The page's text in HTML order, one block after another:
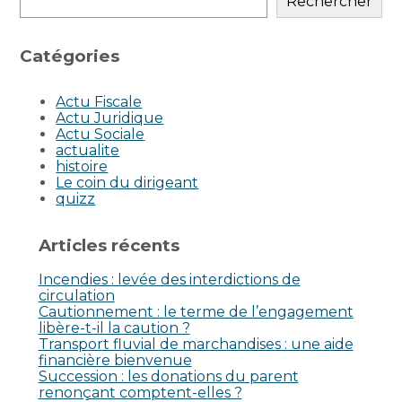
Catégories
Actu Fiscale
Actu Juridique
Actu Sociale
actualite
histoire
Le coin du dirigeant
quizz
Articles récents
Incendies : levée des interdictions de
circulation
Cautionnement : le terme de l’engagement
libère-t-il la caution ?
Transport fluvial de marchandises : une aide
financière bienvenue
Succession : les donations du parent
renonçant comptent-elles ?